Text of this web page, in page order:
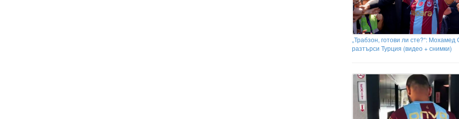
„Трабзон, готови ли сте?“: Мохамед
разтърси Турция (видео + снимки)